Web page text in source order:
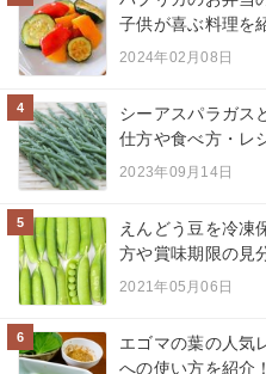
子供が喜ぶ料理を
2024年02月08日
4
シーアスパラガス
仕方や食べ方・レ
2023年09月14日
5
えんどう豆を冷凍
方や賞味期限の見
2021年05月06日
6
エゴマの葉の人気
への使い方を紹介！